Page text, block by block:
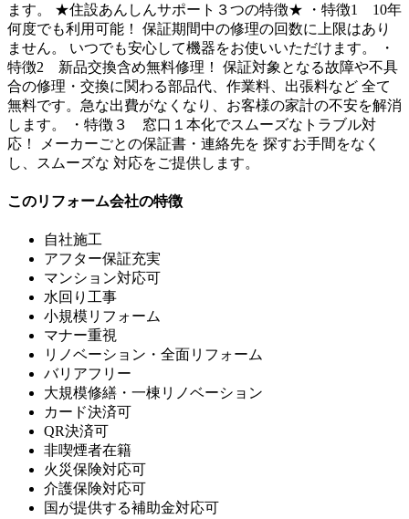
ます。 ★住設あんしんサポート３つの特徴★ ・特徴1 10年
何度でも利用可能！ 保証期間中の修理の回数に上限はあり
ません。 いつでも安心して機器をお使いいただけます。 ・
特徴2 新品交換含め無料修理！ 保証対象となる故障や不具
合の修理・交換に関わる部品代、作業料、出張料など 全て
無料です。急な出費がなくなり、お客様の家計の不安を解消
します。 ・特徴３ 窓口１本化でスムーズなトラブル対
応！ メーカーごとの保証書・連絡先を 探すお手間をなく
し、スムーズな 対応をご提供します。
このリフォーム会社の特徴
自社施工
アフター保証充実
マンション対応可
水回り工事
小規模リフォーム
マナー重視
リノベーション・全面リフォーム
バリアフリー
大規模修繕・一棟リノベーション
カード決済可
QR決済可
非喫煙者在籍
火災保険対応可
介護保険対応可
国が提供する補助金対応可